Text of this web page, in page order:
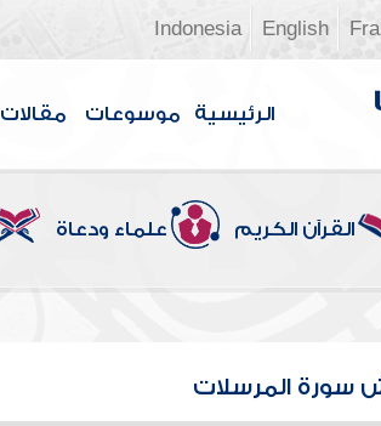
English
Indonesia
الرئيسية موسوعات مقالات
القرآن الكريم علماء ودعاة
سورة المرسلات